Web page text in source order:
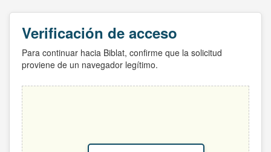
Verificación de acceso
Para continuar hacia Biblat, confirme que la solicitud
proviene de un navegador legítimo.